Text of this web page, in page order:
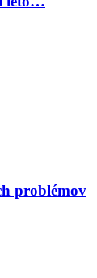
problémov